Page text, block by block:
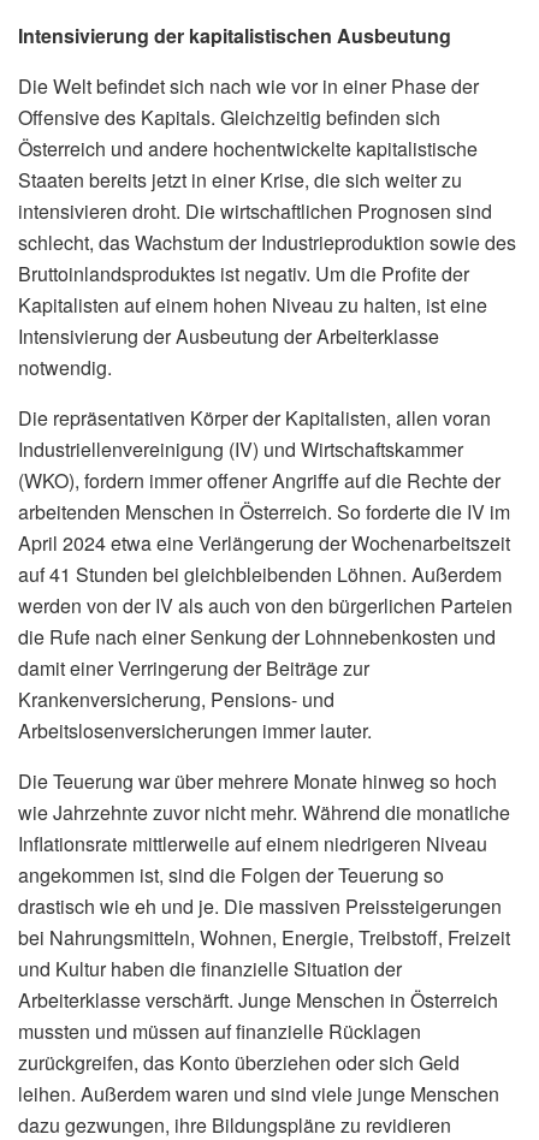
Intensivierung der kapitalistischen Ausbeutung
Die Welt befindet sich nach wie vor in einer Phase der
Offensive des Kapitals. Gleichzeitig befinden sich
Österreich und andere hochentwickelte kapitalistische
Staaten bereits jetzt in einer Krise, die sich weiter zu
intensivieren droht. Die wirtschaftlichen Prognosen sind
schlecht, das Wachstum der Industrieproduktion sowie des
Bruttoinlandsproduktes ist negativ. Um die Profite der
Kapitalisten auf einem hohen Niveau zu halten, ist eine
Intensivierung der Ausbeutung der Arbeiterklasse
notwendig.
Die repräsentativen Körper der Kapitalisten, allen voran
Industriellenvereinigung (IV) und Wirtschaftskammer
(WKO), fordern immer offener Angriffe auf die Rechte der
arbeitenden Menschen in Österreich. So forderte die IV im
April 2024 etwa eine Verlängerung der Wochenarbeitszeit
auf 41 Stunden bei gleichbleibenden Löhnen. Außerdem
werden von der IV als auch von den bürgerlichen Parteien
die Rufe nach einer Senkung der Lohnnebenkosten und
damit einer Verringerung der Beiträge zur
Krankenversicherung, Pensions- und
Arbeitslosenversicherungen immer lauter.
Die Teuerung war über mehrere Monate hinweg so hoch
wie Jahrzehnte zuvor nicht mehr. Während die monatliche
Inflationsrate mittlerweile auf einem niedrigeren Niveau
angekommen ist, sind die Folgen der Teuerung so
drastisch wie eh und je. Die massiven Preissteigerungen
bei Nahrungsmitteln, Wohnen, Energie, Treibstoff, Freizeit
und Kultur haben die finanzielle Situation der
Arbeiterklasse verschärft. Junge Menschen in Österreich
mussten und müssen auf finanzielle Rücklagen
zurückgreifen, das Konto überziehen oder sich Geld
leihen. Außerdem waren und sind viele junge Menschen
dazu gezwungen, ihre Bildungspläne zu revidieren